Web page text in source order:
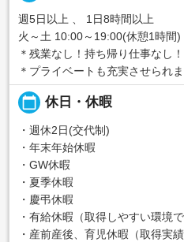
週5日以上 、 1日8時間以上
火～土 10:00～19:00(休憩1時間)
＊残業なし！持ち帰り仕事なし！
＊プライベートも充実させられま
calendar_today 休日・休暇
・週休2日(交代制)
・年末年始休暇
・GW休暇
・夏季休暇
・慶弔休暇
・有給休暇（取得しやすい環境で
・産前産後、育児休暇（取得実績